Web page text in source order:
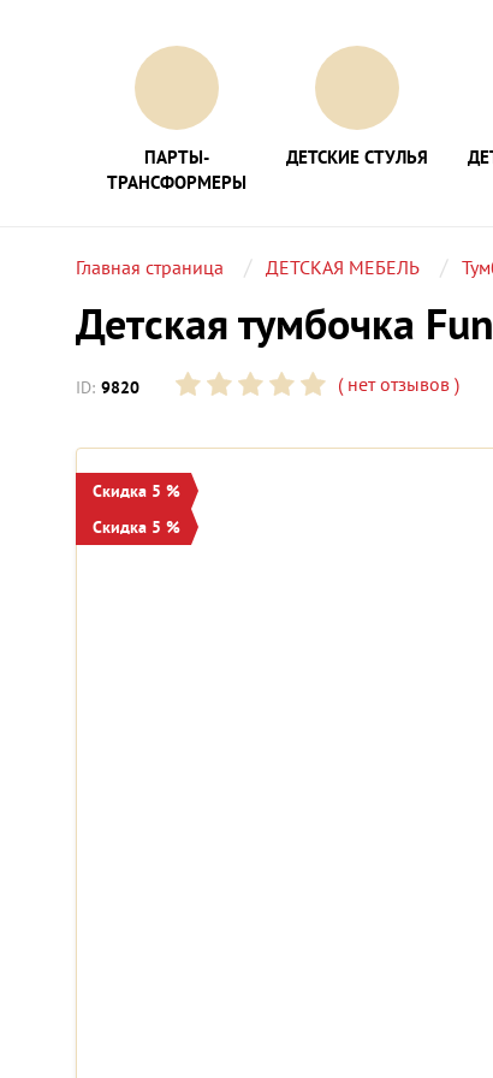
ПАРТЫ-
ТРАНСФОРМЕРЫ
ДЕТСКИЕ СТУЛЬЯ
Главная страница ДЕТСКАЯ МЕБЕЛЬ
Детская тумбочка
ID: 9820 (нет отзывов )
Скидка 5 %
Скидка 5 %